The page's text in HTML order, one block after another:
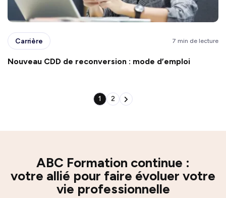
Carrière 7 min de lecture
Nouveau CDD de reconversion : mode d’emploi
1 2
ABC Formation continue :
votre allié pour faire évoluer votre
vie professionnelle